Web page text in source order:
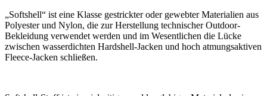
„Softshell“ ist eine Klasse gestrickter oder gewebter Materialien aus
Polyester und Nylon, die zur Herstellung technischer Outdoor-
Bekleidung verwendet werden und im Wesentlichen die Lücke
zwischen wasserdichten Hardshell-Jacken und hoch atmungsaktiven
Fleece-Jacken schließen.